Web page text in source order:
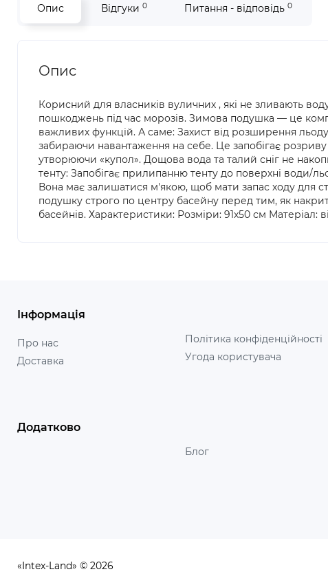
Опис Відгуки 0 Питання - відповідь 0
Опис
Корисний для власників вуличних , які не зливають
пошкоджень під час морозів. Зимова подушка — це
важливих функцій. А саме: Захист від розширення
забираючи навантаження на себе. Це запобігає розриву
утворюючи «купол». Дощова вода та талий сніг не
тенту: Запобігає прилипанню тенту до поверхні води/
Вона має залишатися м'якою, щоб мати запас ходу для
подушку строго по центру басейну перед тим, як
басейнів. Характеристики: Розміри: 91х50 см Матеріал:
Інформація
Про нас
Доставка
Політика конфіденційності
Угода користувача
Додатково
Блог
«Intex-Land» © 2026